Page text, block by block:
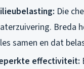
Die
Breda
samen en dat
effectiviteit: